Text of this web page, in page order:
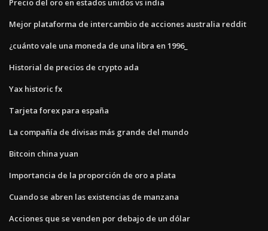
Precio del oro en estados unidos vs india
Mejor plataforma de intercambio de acciones australia reddit
¿cuánto vale una moneda de una libra en 1996_
Historial de precios de crypto ada
Yax historic fx
Tarjeta forex para españa
La compañía de divisas más grande del mundo
Bitcoin china yuan
Importancia de la proporción de oro a plata
Cuando se abren las existencias de manzana
Acciones que se venden por debajo de un dólar